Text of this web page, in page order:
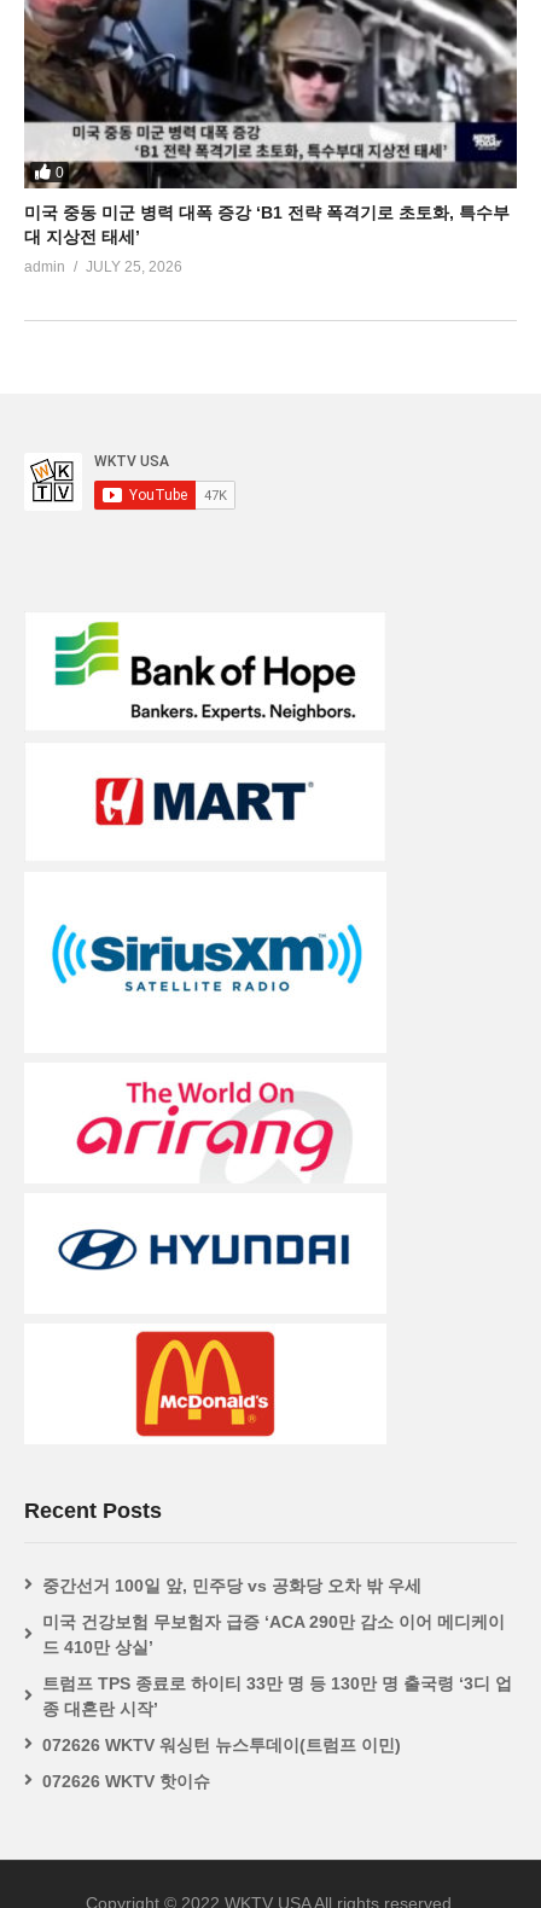
0
미국 중동 미군 병력 대폭 증강 ‘B1 전략 폭격기로 초토화, 특수부
대 지상전 태세’
admin JULY 25, 2026
Recent Posts
중간선거 100일 앞, 민주당 vs 공화당 오차 밖 우세
미국 건강보험 무보험자 급증 ‘ACA 290만 감소 이어 메디케이
드 410만 상실’
트럼프 TPS 종료로 하이티 33만 명 등 130만 명 출국령 ‘3디 업
종 대혼란 시작’
072626 WKTV 워싱턴 뉴스투데이(트럼프 이민)
072626 WKTV 핫이슈
Copyright © 2022 WKTV USA All rights reserved.